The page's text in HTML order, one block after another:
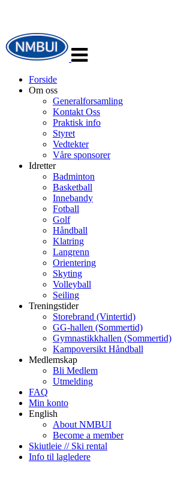
navigasjon
Forside
Om oss
Generalforsamling
Kontakt Oss
Praktisk info
Styret
Vedtekter
Våre sponsorer
Idretter
Badminton
Basketball
Innebandy
Fotball
Golf
Håndball
Klatring
Langrenn
Orientering
Skyting
Volleyball
Seiling
Treningstider
Storebrand (Vintertid)
GG-hallen (Sommertid)
Gymnastikkhallen (Sommertid)
Kampoversikt Håndball
Medlemskap
Bli Medlem
Utmelding
FAQ
Min konto
English
About NMBUI
Become a member
Skiutleie // Ski rental
Info til lagledere